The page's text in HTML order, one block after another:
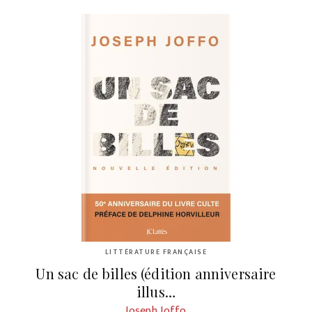
LITTÉRATURE FRANÇAISE
Un sac de billes (édition anniversaire
illus…